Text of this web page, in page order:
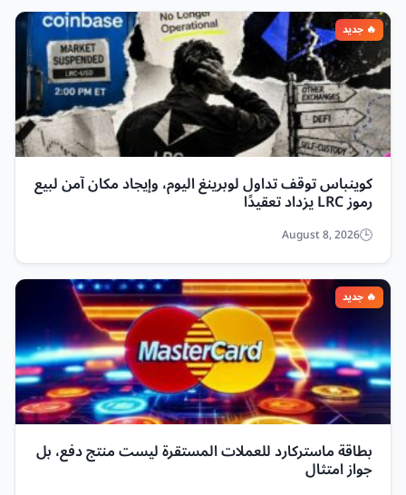
كوينباس توقف تداول لوبرينغ اليوم، وإيجاد مكان آمن لبيع
رموز LRC يزداد تعقيدًا
August 8, 2026
بطاقة ماستركارد للعملات المستقرة ليست منتج دفع، بل
جواز امتثال